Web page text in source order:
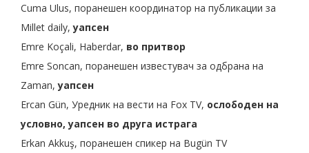
Cuma Ulus, поранешен координатор на публикации за
Millet daily,уапсен
Emre Koçali, Haberdar, во притвор
Emre Soncan, поранешен известувач за одбрана на
Zaman,уапсен
Ercan Gün, Уредник на вести на Fox TV, ослободен на
условно, уапсен во друга истрага
Erkan Akkuş, поранешен спикер на Bugün TV